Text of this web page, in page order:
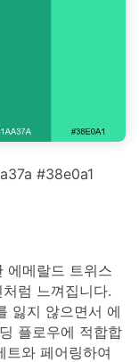
#38e0a1
에메랄드 트위스
럼 느껴집니다.
잃지 않으면서 에
플로우에 적합합
트와 페어링하여